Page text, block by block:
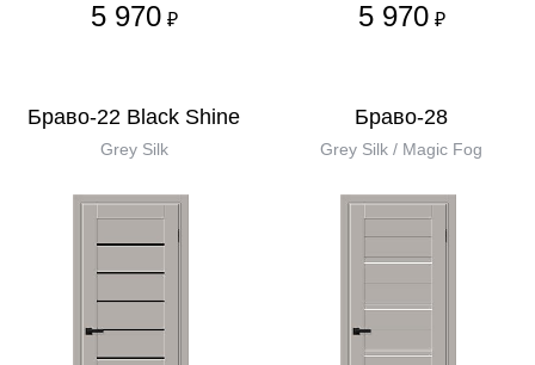
5 970 ₽ 5 970 ₽
Браво-22 Black Shine
Grey Silk
Браво-28
Grey Silk / Magic Fog